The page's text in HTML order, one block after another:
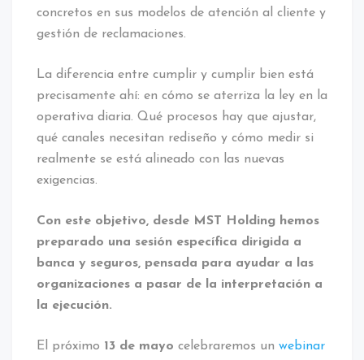
concretos en sus modelos de atención al cliente y
gestión de reclamaciones.
La diferencia entre cumplir y cumplir bien está
precisamente ahí: en cómo se aterriza la ley en la
operativa diaria. Qué procesos hay que ajustar,
qué canales necesitan rediseño y cómo medir si
realmente se está alineado con las nuevas
exigencias.
Con este objetivo, desde MST Holding hemos
preparado una sesión específica dirigida a
banca y seguros, pensada para ayudar a las
organizaciones a pasar de la interpretación a
la ejecución.
El próximo 13 de mayo celebraremos un webinar